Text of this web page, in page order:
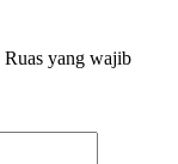
Ruas yang wajib